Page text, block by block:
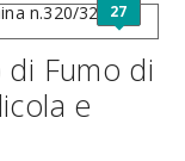
27
Fumo di
e